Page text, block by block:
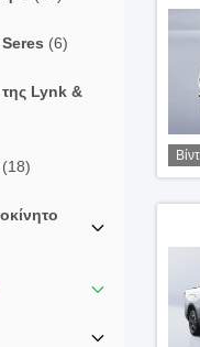
(6)
της Lynk &
(18)